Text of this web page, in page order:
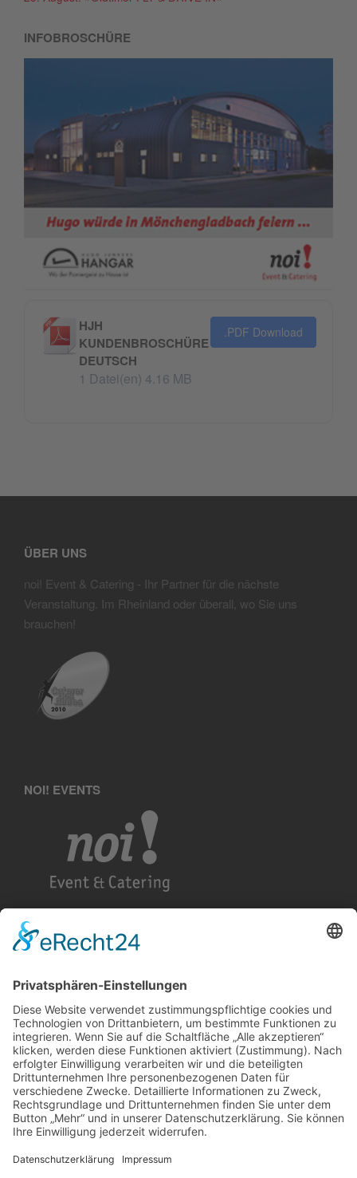
INFOBROSCHÜRE
HJH
KUNDENBROSCHÜRE
DEUTSCH
1 Datei(en) 4.16 MB
.PDF Download
ÜBER UNS
noi! Event & Catering - Ihr Partner für die nächste
Veranstaltung. Im Rheinland oder überall, wo Sie uns
brauchen!
NOI! EVENTS
KETTE&SCHUSS GASTRONOMIE
MONFORTS QUARTIER
COOKIE-EINSTELLUNGEN
Cookie-Einstellungen